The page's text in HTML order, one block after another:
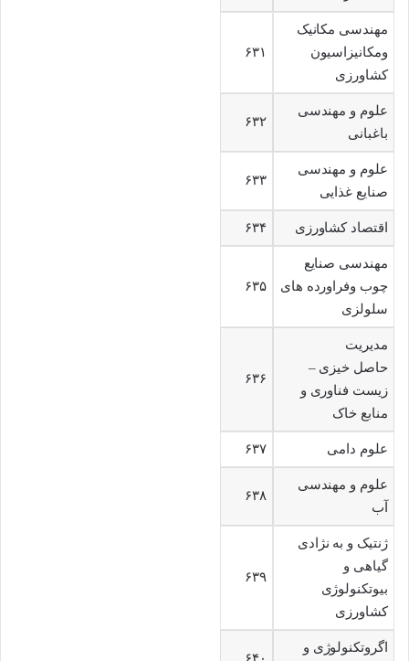
مهندسی مکانیک
ومکانیزاسیون
کشاورزی
۶۳۱
علوم و مهندسی
باغبانی
۶۳۲
علوم و مهندسی
صنایع غذایی
۶۳۳
اقتصاد کشاورزی ۶۳۴
مهندسی صنایع
چوب وفراورده های
سلولزی
۶۳۵
مدیریت
حاصل خیزی –
زیست فناوری و
منابع خاک
۶۳۶
علوم دامی ۶۳۷
علوم و مهندسی
آب
۶۳۸
ژنتیک و به نژادی
گیاهی و
بیوتکنولوژی
کشاورزی
۶۳۹
اگروتکنولوژی و
۶۴۰